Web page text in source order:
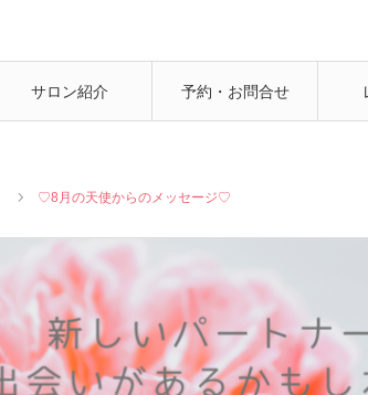
サロン紹介 予約・お問合せ
♡8月の天使からのメッセージ♡